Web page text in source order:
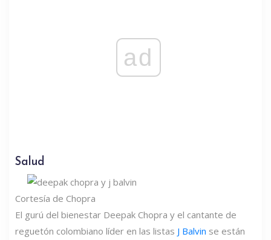
ad
Salud
Cortesía de Chopra
El gurú del bienestar Deepak Chopra y el cantante de
reguetón colombiano líder en las listas J Balvin se están